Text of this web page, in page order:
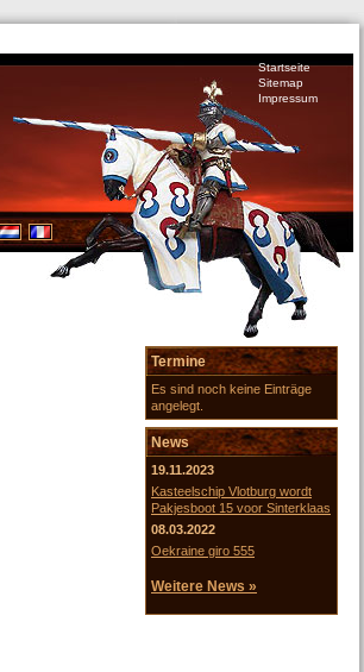
Startseite
Sitemap
Impressum
Termine
Es sind noch keine Einträge
angelegt.
News
19.11.2023
Kasteelschip Vlotburg wordt
Pakjesboot 15 voor Sinterklaas
08.03.2022
Oekraine giro 555
Weitere News »